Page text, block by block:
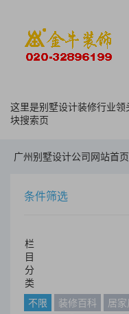
这里是别墅设计装修行业
块搜索页
广州别墅设计公司网站首页
条件筛选
栏
目
分
类
不限
装修百科 居